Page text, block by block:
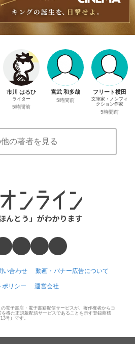
市川 はるひ
ライター
5時間前
宮武 和多哉
5時間前
フリート横田
文筆家・ノンフィ
クション作家
5時間前
の著者を見る
い合わせ 動画・バナー広告について
ポリシー 運営会社
電子書店・電子書籍配信サービスが、著作権者からコ
を得た正規版配信サービスであることを示す登録商標
号）です。